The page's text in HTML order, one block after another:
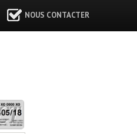
NOUS CONTACTER